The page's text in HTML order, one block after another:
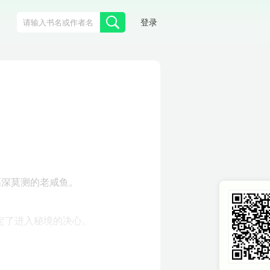
登录
莫测的老咸鱼。
进入秘境的决心。